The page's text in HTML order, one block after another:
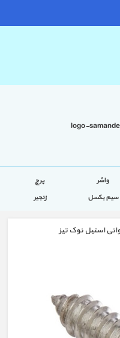
واشر
پرچ
سیم بکسل زنجیر
استیل نوک تیز